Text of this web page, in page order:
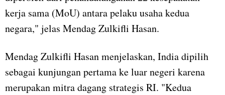
kerja sama (MoU) antara pelaku usaha kedua
negara," jelas Mendag Zulkifli Hasan.
Mendag Zulkifli Hasan menjelaskan, India dipilih
sebagai kunjungan pertama ke luar negeri karena
merupakan mitra dagang strategis RI. "Kedua